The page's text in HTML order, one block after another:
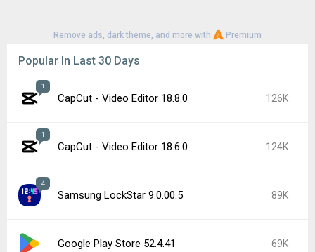
Remove ads, dark theme, and more with Premium
Popular In Last 30 Days
1
CapCut - Video Editor 18.8.0 126K
1
CapCut - Video Editor 18.6.0 124K
4
Samsung LockStar 9.0.00.5 89K
Google Play Store 52.4.41 69K